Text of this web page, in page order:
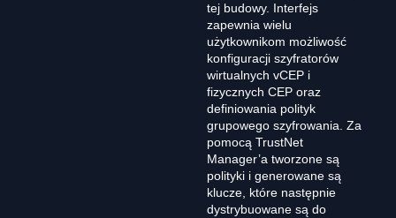
tej budowy. Interfejs
zapewnia wielu
użytkownikom możliwość
konfiguracji szyfratorów
wirtualnych vCEP i
fizycznych CEP oraz
definiowania polityk
grupowego szyfrowania. Za
pomocą TrustNet
Manager’a tworzone są
polityki i generowane są
klucze, które następnie
dystrybuowane są do